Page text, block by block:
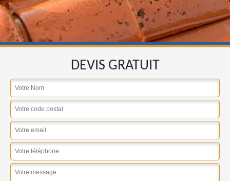
DEVIS GRATUIT